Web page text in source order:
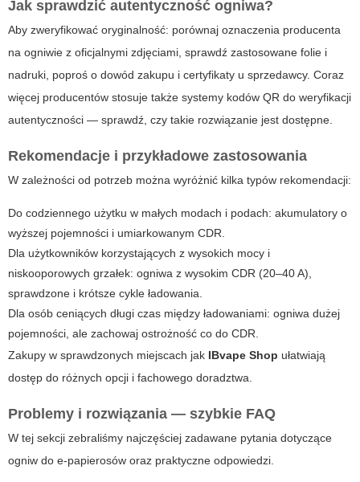
Jak sprawdzić autentyczność ogniwa?
Aby zweryfikować oryginalność: porównaj oznaczenia producenta
na ogniwie z oficjalnymi zdjęciami, sprawdź zastosowane folie i
nadruki, poproś o dowód zakupu i certyfikaty u sprzedawcy. Coraz
więcej producentów stosuje także systemy kodów QR do weryfikacji
autentyczności — sprawdź, czy takie rozwiązanie jest dostępne.
Rekomendacje i przykładowe zastosowania
W zależności od potrzeb można wyróżnić kilka typów rekomendacji:
Do codziennego użytku w małych modach i podach: akumulatory o
wyższej pojemności i umiarkowanym CDR.
Dla użytkowników korzystających z wysokich mocy i
niskooporowych grzałek: ogniwa z wysokim CDR (20–40 A),
sprawdzone i krótsze cykle ładowania.
Dla osób ceniących długi czas między ładowaniami: ogniwa dużej
pojemności, ale zachowaj ostrożność co do CDR.
Zakupy w sprawdzonych miejscach jak IBvape Shop ułatwiają
dostęp do różnych opcji i fachowego doradztwa.
Problemy i rozwiązania — szybkie FAQ
W tej sekcji zebraliśmy najczęściej zadawane pytania dotyczące
ogniw do e-papierosów oraz praktyczne odpowiedzi.